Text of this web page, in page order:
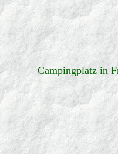
Campingplatz in